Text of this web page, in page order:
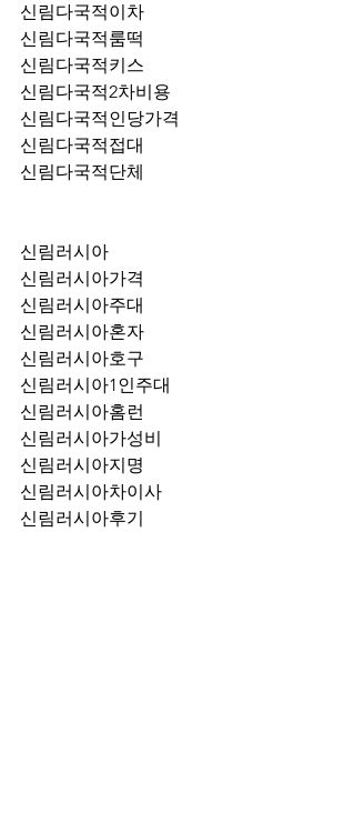
신림다국적이차
신림다국적룸떡
신림다국적키스
신림다국적2차비용
신림다국적인당가격
신림다국적접대
신림다국적단체
신림러시아
신림러시아가격
신림러시아주대
신림러시아혼자
신림러시아호구
신림러시아1인주대
신림러시아홈런
신림러시아가성비
신림러시아지명
신림러시아차이사
신림러시아후기